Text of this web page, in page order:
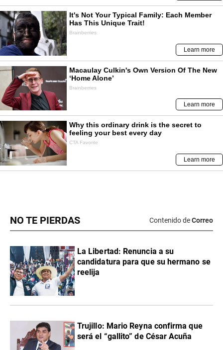
NO TE PIERDAS Contenido deCorreo
La Libertad: Renuncia a su
candidatura para que su hermano se
reelija
Trujillo: Mario Reyna confirma que
será el “gallito” de César Acuña